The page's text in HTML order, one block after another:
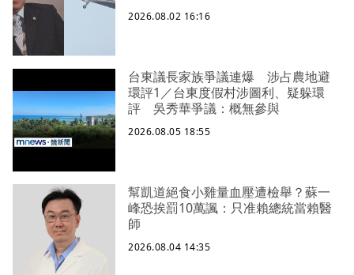
2026.08.02 16:16
台東議長家族爭議連爆 涉占農地避
環評1／台東度假村涉圖利、疑躲環
評 吳秀華爭議：概無參與
2026.08.05 18:55
幫凱道絕食小雞量血壓遭檢舉？蘇一
峰恐挨罰10萬諷：只准賴總統當賴醫
師
2026.08.04 14:35